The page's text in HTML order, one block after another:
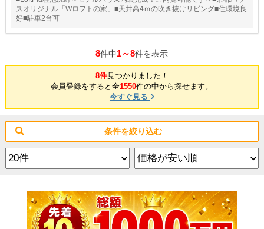
スオリジナル「Wロフトの家」■天井高4ｍの吹き抜けリビング■住環境良
好■駐車2台可
8件中1～8件を表示
8件見つかりました！
会員登録をすると全1550件の中から探せます。
今すぐ見る
条件を絞り込む